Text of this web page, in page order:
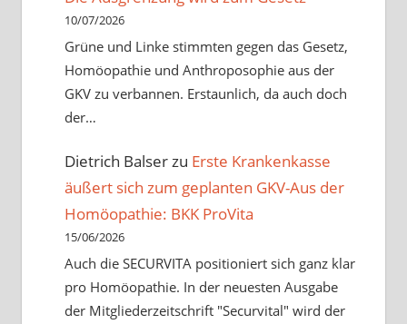
10/07/2026
Grüne und Linke stimmten gegen das Gesetz,
Homöopathie und Anthroposophie aus der
GKV zu verbannen. Erstaunlich, da auch doch
der…
Dietrich Balserzu Erste Krankenkasse
äußert sich zum geplanten GKV-Aus der
Homöopathie: BKK ProVita
15/06/2026
Auch die SECURVITA positioniert sich ganz klar
pro Homöopathie. In der neuesten Ausgabe
der Mitgliederzeitschrift "Securvital" wird der